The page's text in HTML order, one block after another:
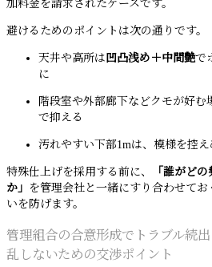
加料金を請求されたケースです。
避けるためのポイントは次の通りです。
天井や高所は 凹凸浅め＋中間艶で
に
階段室や外部廊下などクモが好
で抑える
汚れやすい下部1mは、模様を控
特殊仕上げを採用する前に、
「誰がど
か」
を管理会社と一緒にすり合わせて
いを防げます。
管理組合の合意形成でトラブル続
乱しないための交渉ポイント